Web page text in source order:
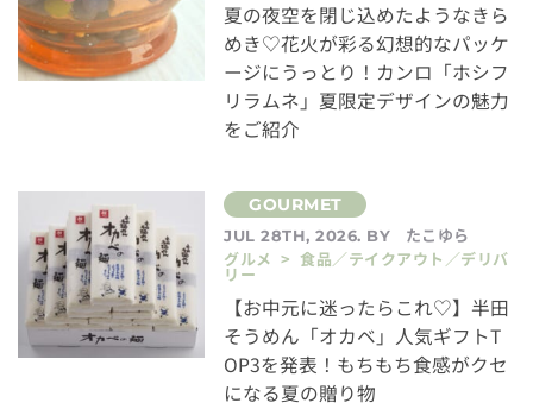
夏の夜空を閉じ込めたようなきら
めき♡花火が彩る幻想的なパッケ
ージにうっとり！カンロ「ホシフ
リラムネ」夏限定デザインの魅力
をご紹介
JUL 28TH, 2026. BY
たこゆら
グルメ > 食品／テイクアウト／デリバ
リー
【お中元に迷ったらこれ♡】半田
そうめん「オカベ」人気ギフトT
OP3を発表！もちもち食感がクセ
になる夏の贈り物